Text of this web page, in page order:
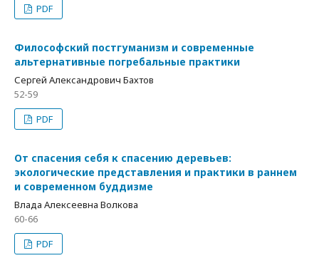
PDF
Философский постгуманизм и современные
альтернативные погребальные практики
Сергей Александрович Бахтов
52-59
PDF
От спасения себя к спасению деревьев:
экологические представления и практики в раннем
и современном буддизме
Влада Алексеевна Волкова
60-66
PDF